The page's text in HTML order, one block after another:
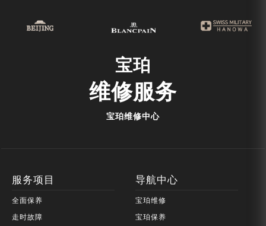
宝珀
维修服务
宝珀维修中心
服务项目
全面保养
走时故障
导航中心
宝珀维修
宝珀保养